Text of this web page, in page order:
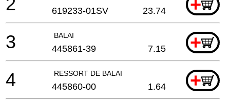
+
619233-01SV 23.74
BALAI +
3 445861-39 7.15
RESSORT DE BALAI +
4 445860-00 1.64